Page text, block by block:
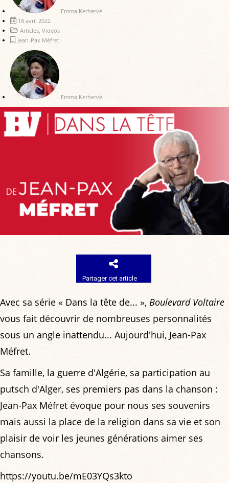
Emma Kerhervé
18 avril 2022
Articles Videos
Jean-Pax Méfret
Emma Kerhervé
Partager cet article
Avec sa série « Dans la tête de... », Boulevard Voltaire
vous fait découvrir de nombreuses personnalités
sous un angle inattendu... Aujourd'hui, Jean-Pax
Méfret.
Sa famille, la guerre d'Algérie, sa participation au
putsch d'Alger, ses premiers pas dans la chanson :
Jean-Pax Méfret évoque pour nous ses souvenirs
mais aussi la place de la religion dans sa vie et son
plaisir de voir les jeunes générations aimer ses
chansons.
https://youtu.be/mE03YQs3kto